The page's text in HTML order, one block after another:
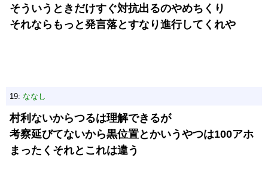
そういうときだけすぐ対抗出るのやめちくり
それならもっと発言落とすなり進行してくれや
19: ななし
村利ないからつるは理解できるが
考察延びてないから黒位置とかいうやつは100アホ
まったくそれとこれは違う